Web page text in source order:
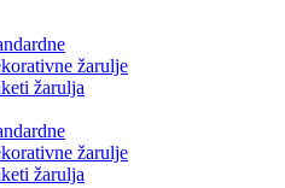
žarulje
žarulja
žarulje
žarulja